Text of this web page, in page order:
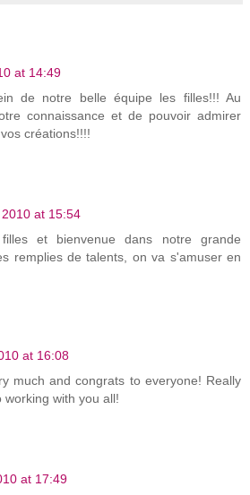
at 14:49
de notre belle équipe les filles!!! Au
connaissance et de pouvoir admirer
créations!!!!
at 15:54
et bienvenue dans notre grande
remplies de talents, on va s'amuser en
at 16:08
much and congrats to everyone! Really
working with you all!
at 17:49